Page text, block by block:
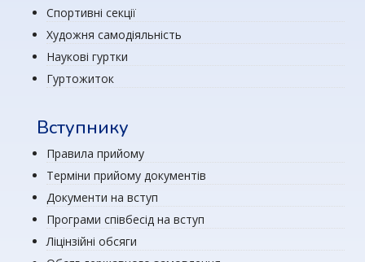
Спортивні секції
Художня самодіяльність
Наукові гуртки
Гуртожиток
Вступнику
Правила прийому
Терміни прийому документів
Документи на вступ
Програми співбесід на вступ
Ліцінзійні обсяги